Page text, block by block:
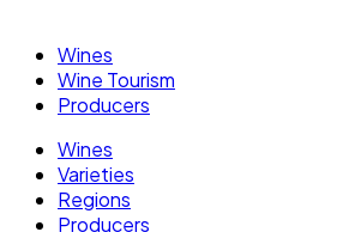
Wines
Wine Tourism
Producers
Wines
Varieties
Regions
Producers